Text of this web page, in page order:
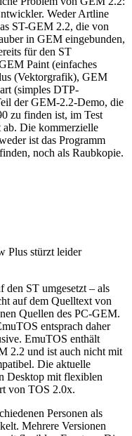
Weder Artline
ST-GEM 2.2, die von
in GEM eingebunden,
für den ST
Paint (einfaches
(Vektorgrafik), GEM
(simples DTP-
der GEM-2.2-Demo, die
zu finden ist, im Test
ab. Die kommerzielle
ist das Programm
noch als Raubkopie.
Plus stürzt leider
ST umgesetzt – als
auf dem Quelltext von
Quellen des PC-GEM.
entsprach daher
EmuTOS enthält
2.2 und ist auch nicht mit
Die aktuelle
Desktop mit flexiblen
von TOS 2.0x.
Personen als
Mehrere Versionen